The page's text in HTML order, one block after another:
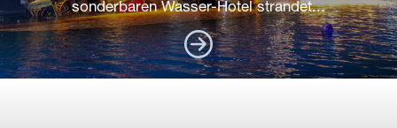
sonderbaren Wasser-Hotel strandet...